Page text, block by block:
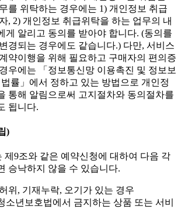
를 위탁하는 경우에는 1) 개인정보 취급
, 2) 개인정보 취급위탁을 하는 업무의 내
게 알리고 동의를 받아야 합니다. (동의를
경되는 경우에도 같습니다.) 다만, 서비스
약이행을 위해 필요하고 구매자의 편의증
우에는 「정보통신망 이용촉진 및 정보보
률」에서 정하고 있는 방법으로 개인정
통해 알림으로써 고지절차와 동의절차를
됩니다.
)
제9조와 같은 예약신청에 대하여 다음 각
승낙하지 않을 수 있습니다.
위, 기재누락, 오기가 있는 경우
소년보호법에서 금지하는 상품 또는 서비